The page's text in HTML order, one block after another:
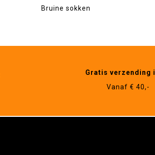
Bruine sokken
Gratis verzending
Vanaf € 40,-